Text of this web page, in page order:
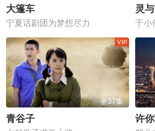
大篷车
宁夏话剧团为梦想尽力
灵
于小
全37集
青谷子 许